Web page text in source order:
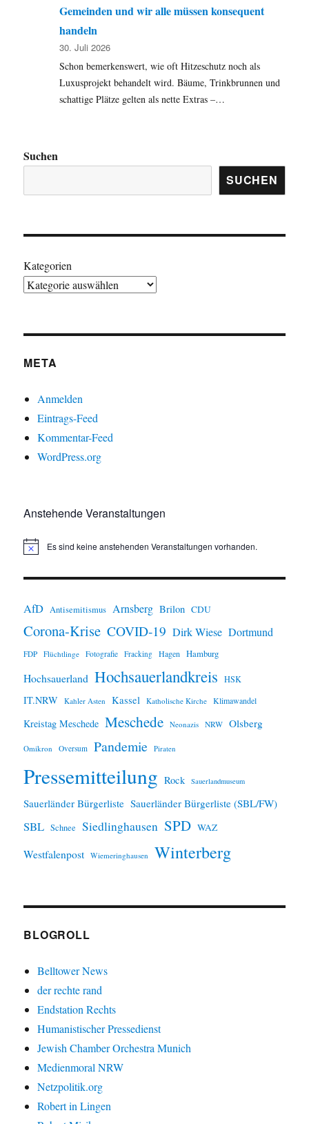
Gemeinden und wir alle müssen konsequent
handeln
30. Juli 2026
Schon bemerkenswert, wie oft Hitzeschutz noch als
Luxusprojekt behandelt wird. Bäume, Trinkbrunnen und
schattige Plätze gelten als nette Extras –…
Suchen
SUCHEN
Kategorien
META
Anmelden
Eintrags-Feed
Kommentar-Feed
WordPress.org
Anstehende Veranstaltungen
H
w
s
Es sind keine anstehenden Veranstaltungen vorhanden.
AfD Antisemitismus Arnsberg Brilon CDU
Corona-Krise COVID-19 Dirk Wiese Dortmund
FDP Flüchtlinge Fotografie Fracking Hagen Hamburg
Hochsauerland Hochsauerlandkreis HSK
IT.NRW Kahler Asten Kassel Katholische Kirche Klimawandel
Kreistag Meschede Meschede Neonazis NRW Olsberg
Omikron Oversum Pandemie Piraten
Pressemitteilung Rock Sauerlandmuseum
Sauerländer Bürgerliste Sauerländer Bürgerliste (SBL/FW)
SBL Schnee Siedlinghausen SPD WAZ
Westfalenpost Wiemeringhausen Winterberg
BLOGROLL
Belltower News
der rechte rand
Endstation Rechts
Humanistischer Pressedienst
Jewish Chamber Orchestra Munich
Medienmoral NRW
Netzpolitik.org
Robert in Lingen